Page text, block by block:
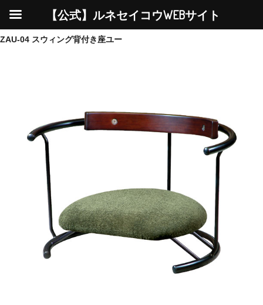
ZAU-04 スウィング背付き座ユー
【公式】ルネセイコウWEBサイト